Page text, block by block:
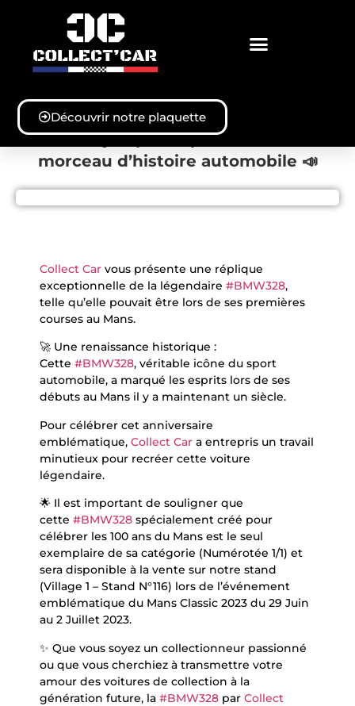
Découvrir notre plaquette
📣 Soyez prêt à posséder un
morceau d’histoire automobile 📣
Collect Car vous présente une réplique
exceptionnelle de la légendaire #BMW328,
telle qu’elle pouvait être lors de ses premières
courses au Mans.
🚀 Une renaissance historique :
Cette #BMW328, véritable icône du sport
automobile, a marqué les esprits lors de ses
débuts au Mans il y a maintenant un siècle.
Pour célébrer cet anniversaire
emblématique, Collect Car a entrepris un travail
minutieux pour recréer cette voiture
légendaire.
🌟 Il est important de souligner que
cette #BMW328 spécialement créé pour
célébrer les 100 ans du Mans est le seul
exemplaire de sa catégorie (Numérotée 1/1) et
sera disponible à la vente sur notre stand
(Village 1 – Stand N°116) lors de l’événement
emblématique du Mans Classic 2023 du 29 Juin
au 2 Juillet 2023.
✨ Que vous soyez un collectionneur passionné
ou que vous cherchiez à transmettre votre
amour des voitures de collection à la
génération future, la #BMW328 par Collect